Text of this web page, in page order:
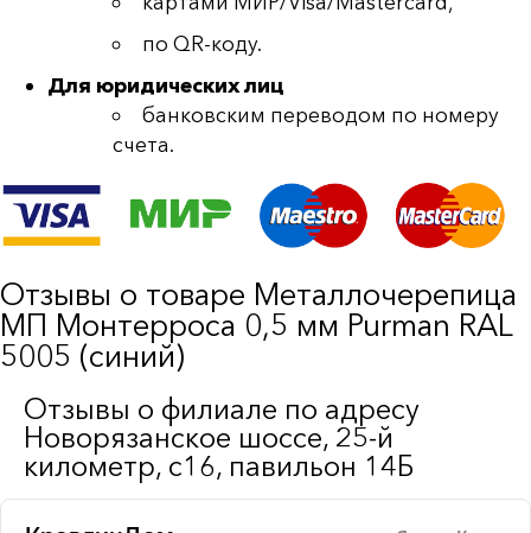
по QR-коду.
Для юридических лиц
банковским переводом по номеру
счета.
Отзывы о товаре Металлочерепица
МП Монтерроса 0,5 мм Purman RAL
5005 (синий)
Отзывы о филиале по адресу
Новорязанское шоссе, 25-й
километр, с16, павильон 14Б